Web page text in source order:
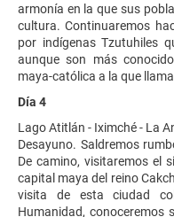
armonía en la que sus
cultura. Continuaremos
por indígenas Tzutuhiles
aunque son más
maya-católica a la que
Día 4
Lago Atitlán - Iximché - La
Desayuno. Saldremos
De camino, visitaremos el
capital maya del reino
visita de esta ciudad
Humanidad, conoceremos